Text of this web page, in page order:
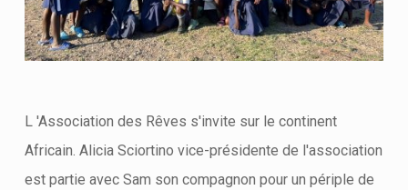
L 'Association des Rêves s'invite sur le continent
Africain. Alicia Sciortino vice-présidente de l'association
est partie avec Sam son compagnon pour un périple de